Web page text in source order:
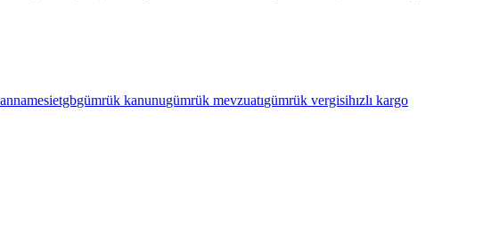
etgbgümrük kanunugümrük mevzuatıgümrük vergisihızlı kargo